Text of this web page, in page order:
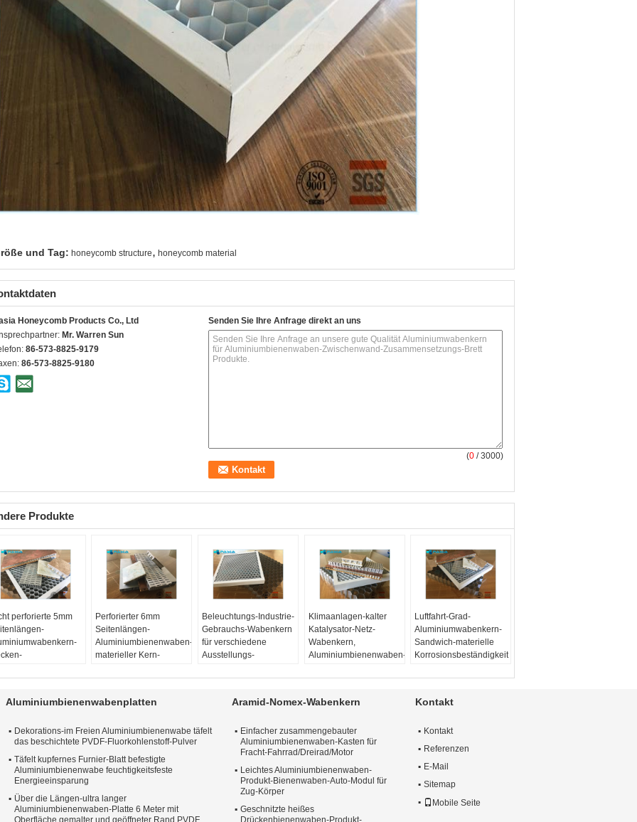
und Tag: honeycomb structure, honeycomb material
Honeycomb Products Co., Ltd
Mr. Warren Sun
86-573-8825-9179
86-573-8825-9180
Senden Sie Ihre Anfrage direkt an uns
(0 / 3000)
Produkte
perforierte 5mm
oder A5052.
Poliert
Garantiezeit:
Jahre
Mehr als 6
lang und 1,5
breit
Perforierter 6mm
Seitenlängen-
Aluminiumbienenwaben-
materieller Kern-
zusammengesetzter
Material:5056 ODER
Folie Thinkness:0,06
Millimeter
Zellengröße:6 mm
Härte:H24
Beleuchtungs-Industrie-
Gebrauchs-Wabenkern
für verschiedene
Ausstellungs-
Material:3003 0R
Folie Thinkness:0,04-
Zellengröße:16 mm
H18
Klimaanlagen-kalter
Katalysator-Netz-
Wabenkern,
Aluminiumbienenwaben-
Material:3003 0R
Folie Thinkness:
Zellengröße:
Härte:H18
Luftfahrt-Grad-
Aluminiumwabenkern-
Sandwich-materielle
Korrosionsbeständigkeit
Folie Thinkness:
Zellengröße:
Aluminiumbienenwabenplatten
Dekorations-im Freien Aluminiumbienenwabe täfelt
das beschichtete PVDF-Fluorkohlenstoff-Pulver
Täfelt kupfernes Furnier-Blatt befestigte
Aluminiumbienenwabe feuchtigkeitsfeste
Energieeinsparung
Über die Längen-ultra langer
Aluminiumbienenwaben-Platte 6 Meter mit
Oberfläche gemalter und geöffneter Rand PVDF
Aramid-Nomex-Wabenkern
Einfacher zusammengebauter
Aluminiumbienenwaben-Kasten für
Fracht-Fahrrad/Dreirad/Motor
Leichtes Aluminiumbienenwaben-
Produkt-Bienenwaben-Auto-Modul für
Zug-Körper
Geschnitzte heißes
Drückenbienenwaben-Produkt-
Kontakt
Kontakt
Referenzen
E-Mail
Sitemap
Mobile Seite